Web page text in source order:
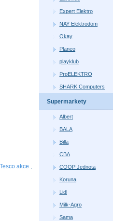
Tesco akce ,
Expert Elektro
NAY Elektrodom
Okay
Planeo
playklub
ProELEKTRO
SHARK Computers
Supermarkety
Albert
BALA
Billa
CBA
COOP Jednota
Koruna
Lidl
Milk-Agro
Sama